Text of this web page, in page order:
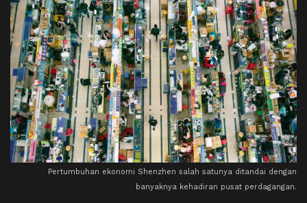
Pertumbuhan ekonomi Shenzhen salah satunya ditandai dengan
banyaknya kehadiran pusat perdagangan.